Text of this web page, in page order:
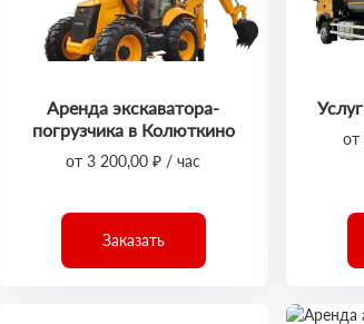
Аренда экскаватора-
погрузчика в Колюткино
от 3 200,00 ₽ / час
Заказать
от